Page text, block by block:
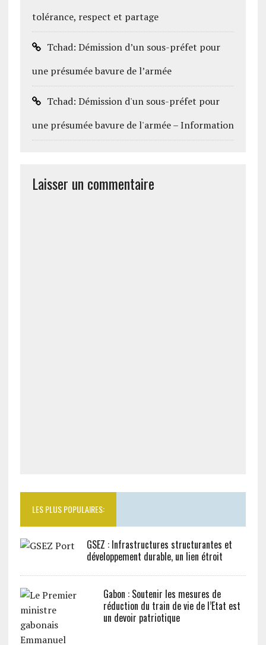
tolérance, respect et partage
Tchad: Démission d’un sous-préfet pour
une présumée bavure de l’armée
Tchad: Démission d'un sous-préfet pour
une présumée bavure de l'armée – Information
Laisser un commentaire
LES PLUS POPULAIRES:
GSEZ : Infrastructures structurantes et
développement durable, un lien étroit
Gabon : Soutenir les mesures de
réduction du train de vie de l’Etat est
un devoir patriotique